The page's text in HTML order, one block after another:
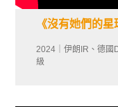
《沒有她們的
2024｜伊朗IR、德國
級